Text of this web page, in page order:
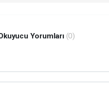
Yorumları (0)